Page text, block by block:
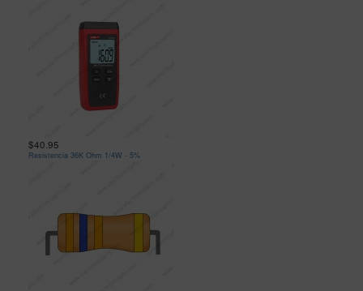
$40.95
Resistencia 36K Ohm 1/4W - 5%